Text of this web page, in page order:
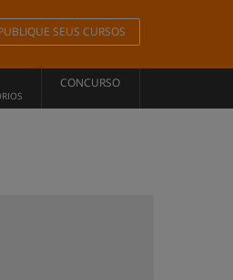
SEUS CURSOS
CONCURSO